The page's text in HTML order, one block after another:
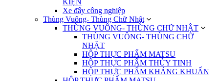
Xe đẩy công nghiệp
Thùng Vuông- Thùng Chữ Nhật
THÙNG VUÔNG- THÙNG CHỮ NHẬT
THÙNG VUÔNG- THÙNG CHỮ
NHẬT
HỘP THỰC PHẨM MATSU
HỘP THỰC PHẨM THỦY TINH
HỘP THỰC PHẨM KHÁNG KHUẨN